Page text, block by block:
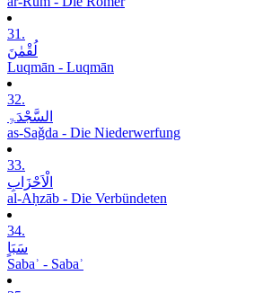
31.
لُقْمٰنَ
Luqmān - Luqmān
32.
السَّجْدَۃِ
as-Saǧda - Die Niederwerfung
33.
الْاَحْزَابِ
al-Aḥzāb - Die Verbündeten
34.
سَبَاٍ
Sabaʾ - Sabaʾ